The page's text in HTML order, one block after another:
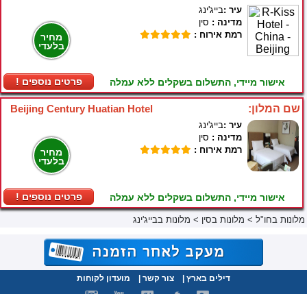
מחיר
בלעדי
! פרטים נוספים
עיר :בייג'ינג
מדינה : סין
רמת אירוח :
אישור מיידי, התשלום בשקלים ללא עמלה
Beijing Century Huatian Hotel שם המלון:
מחיר
בלעדי
! פרטים נוספים
עיר :בייג'ינג
מדינה : סין
רמת אירוח :
אישור מיידי, התשלום בשקלים ללא עמלה
מלונות בחו"ל > מלונות בסין > מלונות בבייג'ינג
דילים בארץ צור קשר מועדון לקוחות